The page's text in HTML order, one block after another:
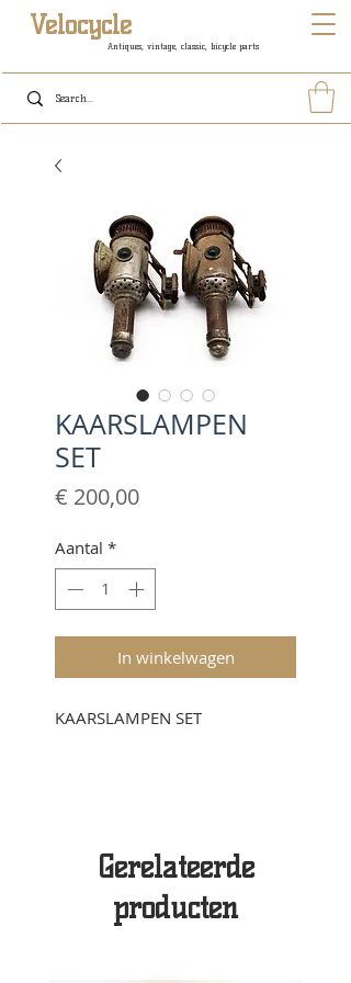
Antiques, vintage, classic, bicycle parts
Velocycle
KAARSLAMPEN
SET
€ 200,00Prijs
Aantal *
In winkelwagen
KAARSLAMPEN SET
Gerelateerde
producten